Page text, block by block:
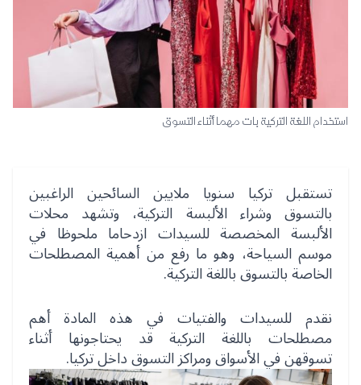
استخدام اللغة التركية بات مهما أثناء التسوق
تستقبل تركيا سنويا ملايين السائحين الراغبين
بالتسوق وشراء الألبسة التركية، وتشهد محلات
الألبسة المخصصة للسيدات ازدحاما ملحوظا في
موسم السياحة، وهو ما رفع من أهمية المصطلحات
الخاصة بالتسوق باللغة التركية.
نقدم للسيدات والفتيات في هذه المادة أهم
مصطلحات باللغة التركية قد يحتاجونها أثناء
تسوقهن في الأسواق ومراكز التسوق داخل تركيا.